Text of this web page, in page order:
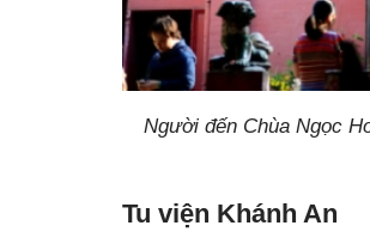
Người đến Chùa Ngọc
Tu viện Khánh An